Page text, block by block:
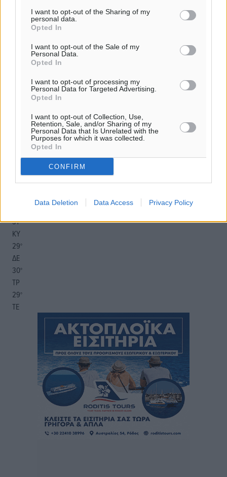
I want to opt-out of the Sharing of my
personal data.
Opted In
I want to opt-out of the Sale of my
Personal Data.
Opted In
I want to opt-out of processing my
Personal Data for Targeted Advertising.
Opted In
I want to opt-out of Collection, Use,
Retention, Sale, and/or Sharing of my
Personal Data that Is Unrelated with the
Purposes for which it was collected.
Opted In
CONFIRM
Data Deletion Data Access Privacy Policy
παρεχόμενου συνδέσμου παραπομπής προς το άρθρο
της Δημοκρατικής.
o καιρός τώρα:
αίθριος καιρός
Δ-ΝΔ
°/30°
06:18
31°
ΚΥ
29°
ΔΕ
30°
ΤΡ
29°
ΤΕ